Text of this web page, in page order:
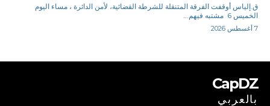
ق.إلياس أوقفت الفرقة المتنقلة للشرطة القضائية، لأمن الدائرة ، مساء اليوم
الخميس 6 مشتبه فيهم...
7 أغسطس 2026
CapDZ
بالعربي